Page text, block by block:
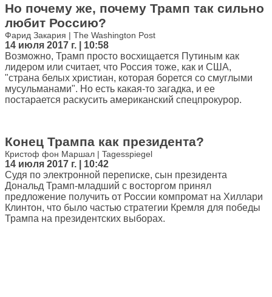
Но почему же, почему Трамп так сильно
любит Россию?
Фарид Закария | The Washington Post
14 июля 2017 г. | 10:58
Возможно, Трамп просто восхищается Путиным как
лидером или считает, что Россия тоже, как и США,
"страна белых христиан, которая борется со смуглыми
мусульманами". Но есть какая-то загадка, и ее
постарается раскусить американский спецпрокурор.
Конец Трампа как президента?
Кристоф фон Маршал | Tagesspiegel
14 июля 2017 г. | 10:42
Судя по электронной переписке, сын президента
Дональд Трамп-младший с восторгом принял
предложение получить от России компромат на Хиллари
Клинтон, что было частью стратегии Кремля для победы
Трампа на президентских выборах.